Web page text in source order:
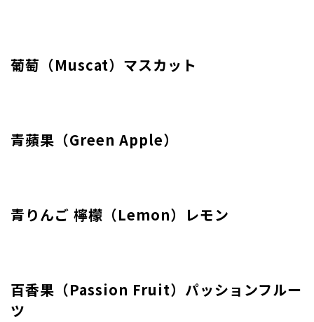
葡萄（Muscat）マスカット
青蘋果（Green Apple）
青りんご 檸檬（Lemon）レモン
百香果（Passion Fruit）パッションフルー
ツ